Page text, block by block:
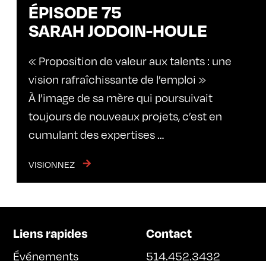
ÉPISODE 75
SARAH JODOIN-HOULE
« Proposition de valeur aux talents : une
vision rafraîchissante de l’emploi »
À l’image de sa mère qui poursuivait
toujours de nouveaux projets, c’est en
cumulant des expertises …
VISIONNEZ
Liens rapides
Événements
Contact
514.452.3432